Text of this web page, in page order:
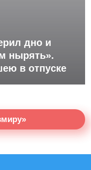
дно и
нырять».
в отпуске